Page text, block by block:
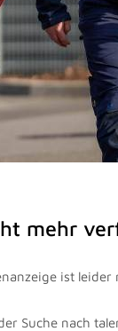
mehr
ist
Suche nach